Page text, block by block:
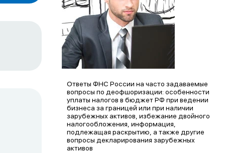
Ответы ФНС России на часто задаваемые
вопросы по деофшоризации: особенности
уплаты налогов в бюджет РФ при ведении
бизнеса за границей или при наличии
зарубежных активов, избежание двойного
налогообложения, информация,
подлежащая раскрытию, а также другие
вопросы декларирования зарубежных
активов